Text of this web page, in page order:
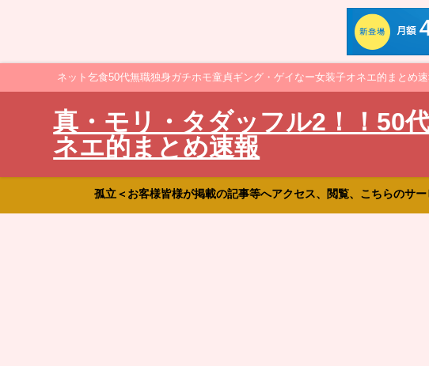
ネット乞食50代無職独身ガチホモ童貞ギング・ゲイなー女装子オネエ的まとめ
真・モリ・タダッフル2！！50
ネエ的まとめ速報
孤立＜お客様皆様が掲載の記事等へアクセス、閲覧、こちらのサ